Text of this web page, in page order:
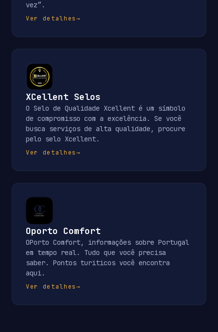
vez”.
Ver detalhes→
XCellent Selos
O Selo de Qualidade Xcellent é um símbolo
de compromisso com a excelência. Se você
busca serviços de alta qualidade, procure
pelo selo Xcellent.
Ver detalhes→
Oporto Comfort
OPorto Comfort, informações sobre Portugal
em tempo real. Tudo que você precisa
saber. Pontos turiticos você encontra
aqui.
Ver detalhes→